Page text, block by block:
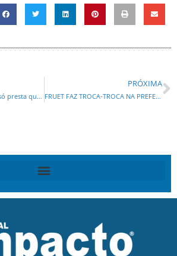
Para Requião pesquisa só presta quando ele está na frente!
PRÓXIMA
FRUET FAZ TROCA-TROCA NA PREFEITURA